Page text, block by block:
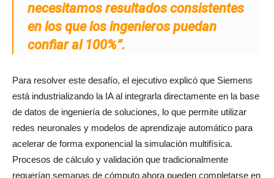
necesitamos resultados consistentes
en los que los ingenieros puedan
confiar al 100%”.
Para resolver este desafío, el ejecutivo explicó que Siemens
está industrializando la IA al integrarla directamente en la base
de datos de ingeniería de soluciones, lo que permite utilizar
redes neuronales y modelos de aprendizaje automático para
acelerar de forma exponencial la simulación multifísica.
Procesos de cálculo y validación que tradicionalmente
requerían semanas de cómputo ahora pueden completarse en